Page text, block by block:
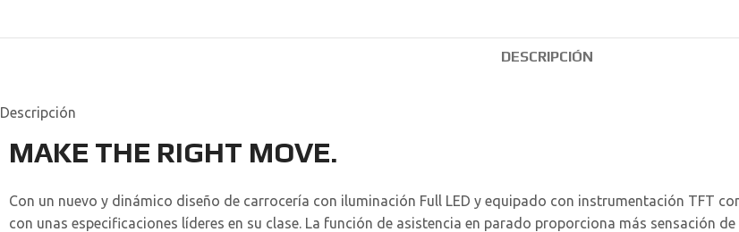
DESCRIPCIÓN
Descripción
MAKE THE RIGHT MOVE.
Con un nuevo y dinámico diseño de carrocería con iluminación Full LED y equipado con instrumentación TFT
con unas especificaciones líderes en su clase. La función de asistencia en parado proporciona más sensación